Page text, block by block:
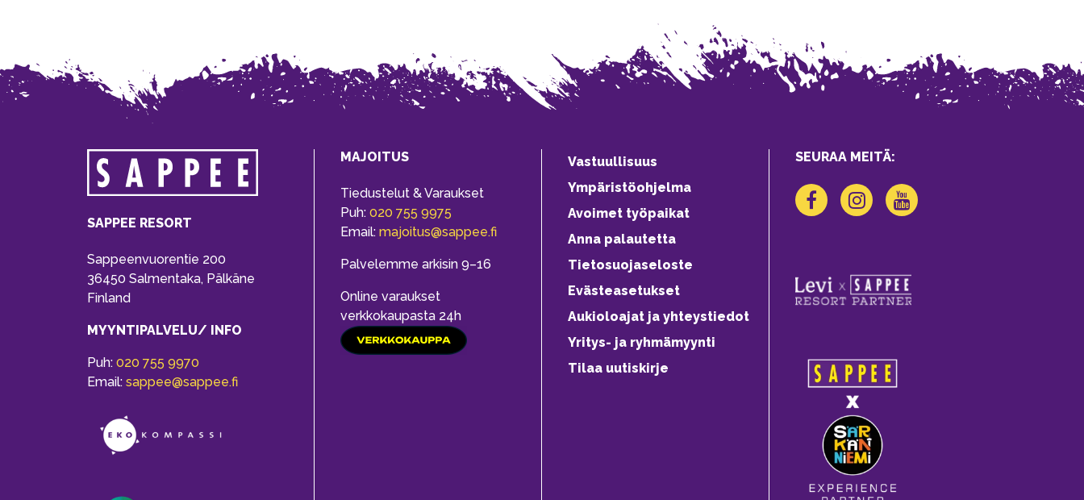
SAPPEE RESORT
Sappeenvuorentie 200
36450 Salmentaka, Pälkäne
Finland
MYYNTIPALVELU/ INFO
Puh: 020 755 9970
Email: sappee@sappee.fi
MAJOITUS
Tiedustelut & Varaukset
Puh: 020 755 9975
Email: majoitus@sappee.fi
Palvelemme arkisin 9–16
Online varaukset
verkkokaupasta 24h
Vastuullisuus
Ympäristöohjelma
Avoimet työpaikat
Anna palautetta
Tietosuojaseloste
Evästeasetukset
Aukioloajat ja yhteystiedot
Yritys- ja ryhmämyynti
Tilaa uutiskirje
SEURAA MEITÄ: